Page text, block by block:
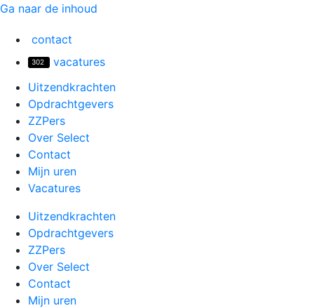
Ga naar de inhoud
contact
302
vacatures
Uitzendkrachten
Opdrachtgevers
ZZPers
Over Select
Contact
Mijn uren
Vacatures
Uitzendkrachten
Opdrachtgevers
ZZPers
Over Select
Contact
Mijn uren